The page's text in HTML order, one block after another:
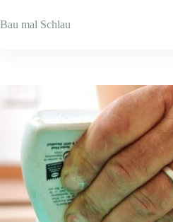
Inhalt
springen
Bau mal Schlau